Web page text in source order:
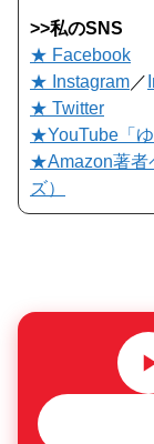
>>私のSNS
★ Facebook
★ Instagram／
★ Twitter
★YouTube「ゆ
★Amazon著者
ズ）